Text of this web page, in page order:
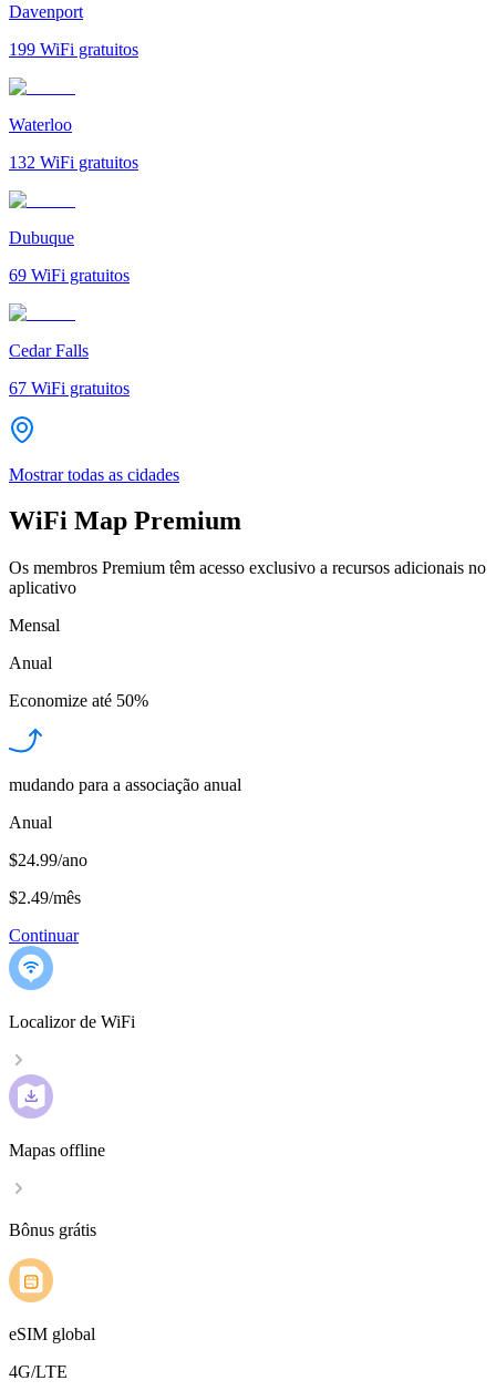
Davenport
199 WiFi gratuitos
Waterloo
132 WiFi gratuitos
Dubuque
69 WiFi gratuitos
Cedar Falls
67 WiFi gratuitos
Mostrar todas as cidades
WiFi Map Premium
Os membros Premium têm acesso exclusivo a recursos adicionais no
aplicativo
Mensal
Anual
Economize até 50%
mudando para a associação anual
Anual
$24.99/ano
$2.49/mês
Continuar
Localizor de WiFi
Mapas offline
Bônus grátis
eSIM global
4G/LTE